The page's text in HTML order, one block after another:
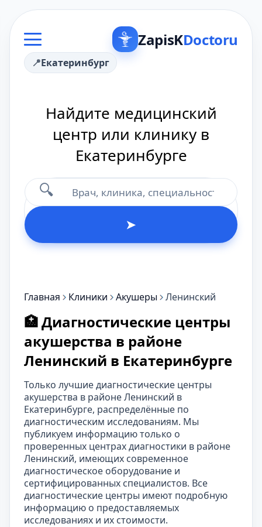
ZapisKDoctoru
Екатеринбург
Найдите медицинский
центр или клинику в
Екатеринбурге
🔍
➤
Главная Клиники Акушеры Ленинский
🏥 Диагностические центры
акушерства в районе
Ленинский в Екатеринбурге
Только лучшие диагностические центры
акушерства в районе Ленинский в
Екатеринбурге, распределённые по
диагностическим исследованиям. Мы
публикуем информацию только о
проверенных центрах диагностики в районе
Ленинский, имеющих современное
диагностическое оборудование и
сертифицированных специалистов. Все
диагностические центры имеют подробную
информацию о предоставляемых
исследованиях и их стоимости.